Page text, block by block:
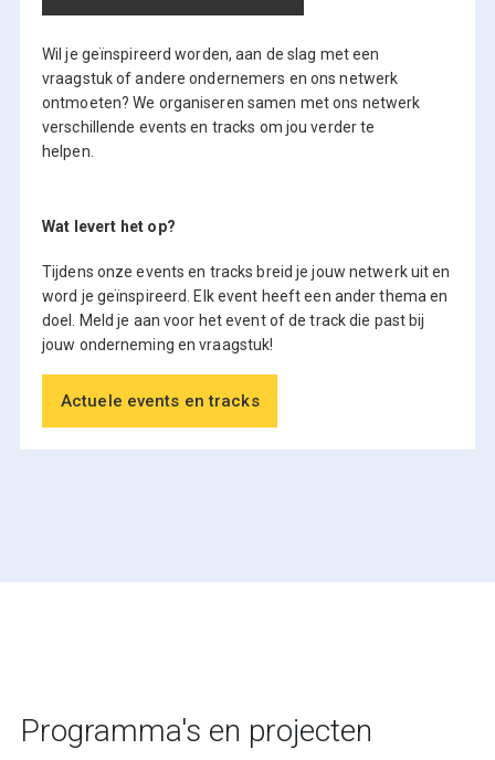
Wil je geïnspireerd worden, aan de slag met een
vraagstuk of andere ondernemers en ons netwerk
ontmoeten? We organiseren samen met ons netwerk
verschillende events en tracks om jou verder te
helpen.
Wat levert het op?
Tijdens onze events en tracks breid je jouw netwerk uit en
word je geïnspireerd. Elk event heeft een ander thema en
doel. Meld je aan voor het event of de track die past bij
jouw onderneming en vraagstuk!
Actuele events en tracks
Programma's en projecten